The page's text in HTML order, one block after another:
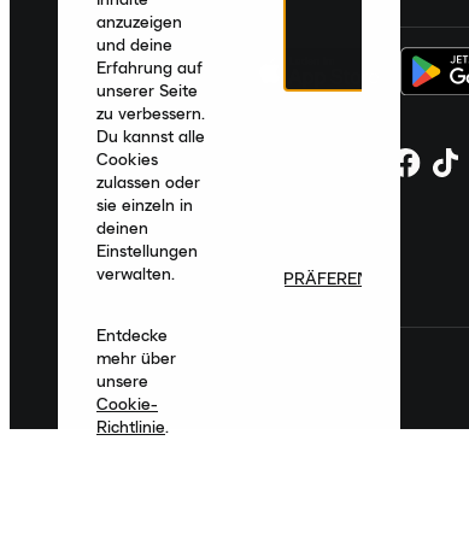
anzuzeigen
und deine
Erfahrung auf
unserer Seite
zu verbessern.
Du kannst alle
Cookies
zulassen oder
sie einzeln in
deinen
Einstellungen
verwalten.
Entdecke
mehr über
unsere
Cookie-
Richtlinie.
PRÄFERENZEN